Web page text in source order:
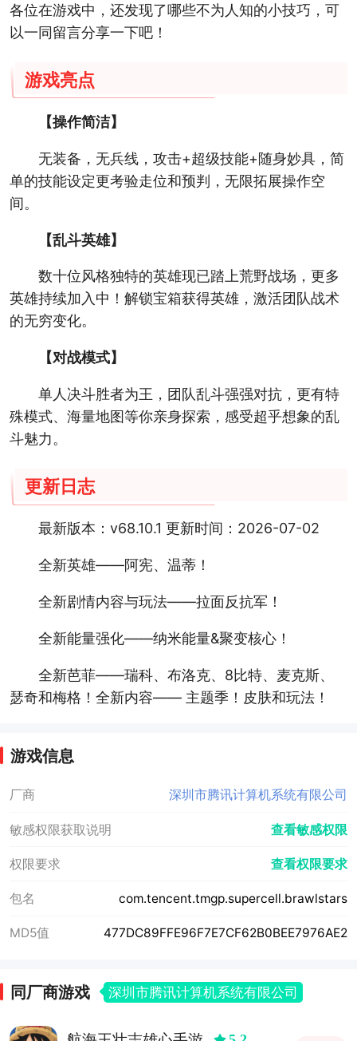
各位在游戏中，还发现了哪些不为人知的小技巧，可
以一同留言分享一下吧！
游戏亮点
【操作简洁】
无装备，无兵线，攻击+超级技能+随身妙具，简
单的技能设定更考验走位和预判，无限拓展操作空
间。
【乱斗英雄】
数十位风格独特的英雄现已踏上荒野战场，更多
英雄持续加入中！解锁宝箱获得英雄，激活团队战术
的无穷变化。
【对战模式】
单人决斗胜者为王，团队乱斗强强对抗，更有特
殊模式、海量地图等你亲身探索，感受超乎想象的乱
斗魅力。
更新日志
最新版本：v68.10.1 更新时间：2026-07-02
全新英雄——阿宪、温蒂！
全新剧情内容与玩法——拉面反抗军！
全新能量强化——纳米能量&聚变核心！
全新芭菲——瑞科、布洛克、8比特、麦克斯、
瑟奇和梅格！全新内容—— 主题季！皮肤和玩法！
游戏信息
厂商 深圳市腾讯计算机系统有限公司
敏感权限获取说明 查看敏感权限
权限要求 查看权限要求
包名 com.tencent.tmgp.supercell.brawlstars
MD5值 477DC89FFE96F7E7CF62B0BEE7976AE2
同厂商游戏 深圳市腾讯计算机系统有限公司